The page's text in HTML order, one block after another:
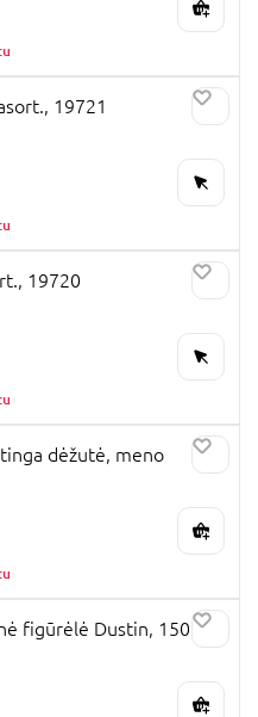
19721
19720
dėžutė, meno
figūrėlė Dustin, 15014